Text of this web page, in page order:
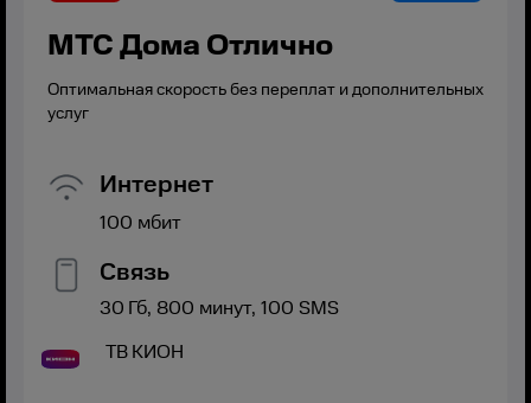
МТС Дома Отлично
Оптимальная скорость без переплат и дополнительных
услуг
Интернет
100 мбит
Связь
30 Гб, 800 минут, 100 SMS
ТВКИОН